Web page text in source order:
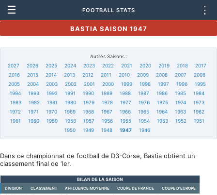
☰ FOOTBALL STATS ⋮
BASTIA SAISON 1947
Autres Saisons :
2027
2026 2025 2024 2023 2022 2021 2020 2019 2018
2017
2016
2015 2014 2013 2012 2011 2010 2009 2008 2007
2006
2005
2004 2003 2002 2001 2000 1999 1998 1997 1996
1995
1994
1993 1992 1991 1990 1989 1988 1987 1986 1985
1984
1983
1982 1981 1980 1979 1978 1977 1976 1975 1974
1973
1972
1971 1970 1969 1968 1967 1966 1965 1964 1963
1962
1961
1960 1959 1958 1957 1956 1955 1954 1953 1952
1951
1950
1949 1948 1947 1946
Dans ce championnat de football de D3-Corse, Bastia obtient un
classement final de 1er.
BILAN DE LA SAISON
DIVISION CLASSEMENT AFFLUENCE MOYENNE COUPE DE FRANCE COUPE D'EUROPE